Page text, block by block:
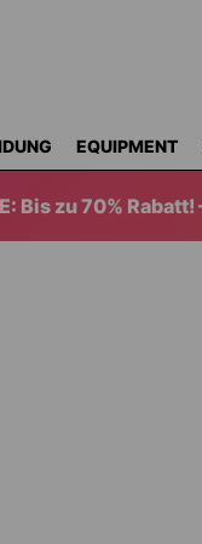
EQUIPMENT
Bis zu 70%